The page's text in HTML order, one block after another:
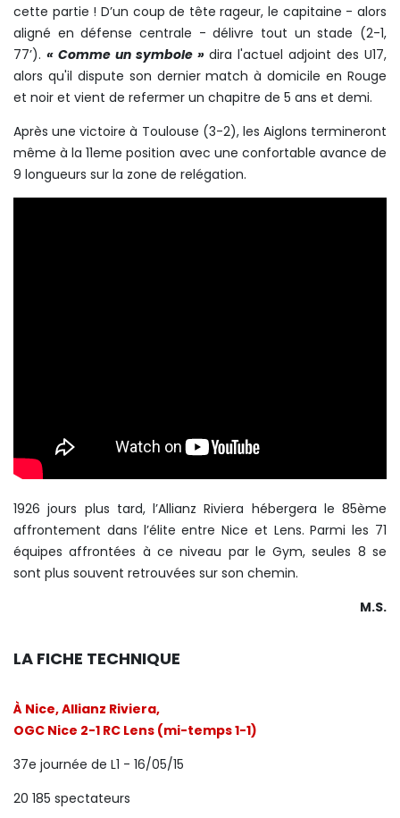
cette partie ! D’un coup de tête rageur, le capitaine - alors
aligné en défense centrale - délivre tout un stade (2-1,
77’). « Comme un symbole »dira l'actuel adjoint des U17,
alors qu'il dispute son dernier match à domicile en Rouge
et noir et vient de refermer un chapitre de 5 ans et demi.
Après une victoire à Toulouse (3-2), les Aiglons termineront
même à la 11eme position avec une confortable avance de
9 longueurs sur la zone de relégation.
1926 jours plus tard, l’Allianz Riviera hébergera le 85ème
affrontement dans l’élite entre Nice et Lens. Parmi les 71
équipes affrontées à ce niveau par le Gym, seules 8 se
sont plus souvent retrouvées sur son chemin.
M.S.
LA FICHE TECHNIQUE
À Nice, Allianz Riviera,
OGC Nice 2-1 RC Lens (mi-temps 1-1)
37e journée de L1 - 16/05/15
20 185 spectateurs